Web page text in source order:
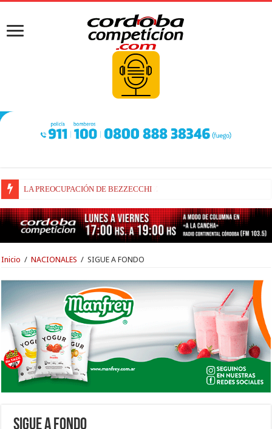
BEZZECCHI, RECUPERADO Y VELOZ
Inicio / NACIONALES / SIGUE A FONDO
SIGUE A FONDO